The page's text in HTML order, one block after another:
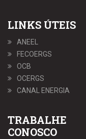
LINKS ÚTEIS
ANEEL
FECOERGS
OCB
OCERGS
CANAL ENERGIA
TRABALHE
CONOSCO